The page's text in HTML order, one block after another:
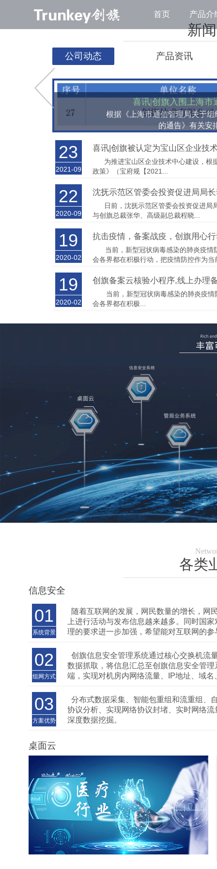
首页 产品介
新
公司动态 产品资讯
喜讯|创旗入围上海市
根据《上海市通信管理局关于
的通告》有关安
23
2021-09
喜讯|创旗被认定为宝山区企业技
为推进宝山区企业技术中心建设，根
政策》（宝府规【2021...
22
2020-09
沈抚示范区管委会投资促进局局
日前，沈抚示范区管委会投资促进局
与创旗总裁张华、高级副总裁程晓...
19
2020-02
抗击疫情，备案战疫，创旗用心
当前，新型冠状病毒感染的肺炎疫情
会各界都在积极行动，把疫情防控作为当
19
2020-02
创旗备案云核验小程序,线上办理
当前，新型冠状病毒感染的肺炎疫情
会各界都在积极...
各类
信息安全
01
系统背景
随着互联网的发展，网民数量的增长，网
上进行活动与发布信息越来越多。同时国
理的要求进一步加强，希望能对互联网的参
的非法信息能有个及时有效的监管机制。
《关于加强和创新社会管理的意见》（中发
11号）中明确要求加强网络技术手段和管
02
组网方式
创旗信息安全管理系统通过核心交换机流
数据抓取，将信息汇总至创旗信息安全管理
端，实现对机房内网络流量、IP地址、域名
和管控。采用并联/串联模式基于交换机端
理，可灵活部署在基础网络中。
03
方案优势
分布式数据采集、智能包重组和流重组、
协议分析、实现网络协议封堵、实时网络流
深度数据挖掘。
桌面云